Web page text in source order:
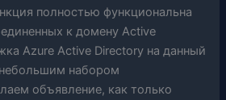
полностью функциональна
к домену Active
Azure Active Directory на данный
набором
объявление, как только